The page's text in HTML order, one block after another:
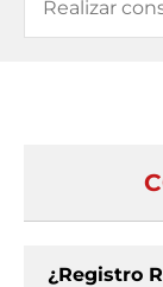
¿Registro